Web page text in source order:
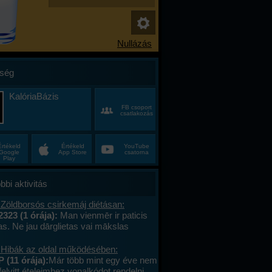
KalóriaBázis
FB csoport
csatlakozás
Play
Értékeld
App Store
YouTube
csatorna
aktivitás
csirkemáj diétásan:
(1 órája): Man vienmēr ir paticis
Ne jau dārglietas vai mākslas
vērtības – stikla pērlītes no vecām
atradu lietotāju tirgū, koku lapas,
starp grāmatu lapām, un dažādas
az oldal működésében:
(11 órája):Már több mint egy éve nem